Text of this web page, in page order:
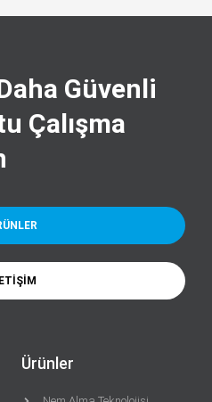
Güvenli
Çalışma
Ürünler